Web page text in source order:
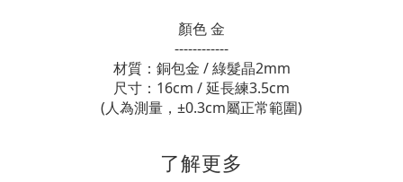
顏色 金
------------
材質：銅包金 / 綠髮晶2mm
尺寸：16cm / 延長練3.5cm
(人為測量，±0.3cm屬正常範圍)
了解更多